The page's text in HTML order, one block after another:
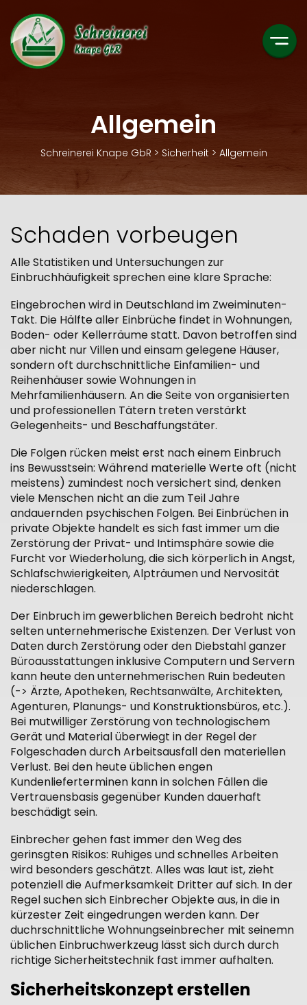
Allgemein
Schreinerei Knape GbR > Sicherheit> Allgemein
Schaden vorbeugen
Alle Statistiken und Untersuchungen zur
Einbruchhäufigkeit sprechen eine klare Sprache:
Eingebrochen wird in Deutschland im Zweiminuten-
Takt. Die Hälfte aller Einbrüche findet in Wohnungen,
Boden- oder Kellerräume statt. Davon betroffen sind
aber nicht nur Villen und einsam gelegene Häuser,
sondern oft durchschnittliche Einfamilien- und
Reihenhäuser sowie Wohnungen in
Mehrfamilienhäusern. An die Seite von organisierten
und professionellen Tätern treten verstärkt
Gelegenheits- und Beschaffungstäter.
Die Folgen rücken meist erst nach einem Einbruch
ins Bewusstsein: Während materielle Werte oft (nicht
meistens) zumindest noch versichert sind, denken
viele Menschen nicht an die zum Teil Jahre
andauernden psychischen Folgen. Bei Einbrüchen in
private Objekte handelt es sich fast immer um die
Zerstörung der Privat- und Intimsphäre sowie die
Furcht vor Wiederholung, die sich körperlich in Angst,
Schlafschwierigkeiten, Alpträumen und Nervosität
niederschlagen.
Der Einbruch im gewerblichen Bereich bedroht nicht
selten unternehmerische Existenzen. Der Verlust von
Daten durch Zerstörung oder den Diebstahl ganzer
Büroausstattungen inklusive Computern und Servern
kann heute den unternehmerischen Ruin bedeuten
(-> Ärzte, Apotheken, Rechtsanwälte, Architekten,
Agenturen, Planungs- und Konstruktionsbüros, etc.).
Bei mutwilliger Zerstörung von technologischem
Gerät und Material überwiegt in der Regel der
Folgeschaden durch Arbeitsausfall den materiellen
Verlust. Bei den heute üblichen engen
Kundenlieferterminen kann in solchen Fällen die
Vertrauensbasis gegenüber Kunden dauerhaft
beschädigt sein.
Einbrecher gehen fast immer den Weg des
gerinsgten Risikos: Ruhiges und schnelles Arbeiten
wird besonders geschätzt. Alles was laut ist, zieht
potenziell die Aufmerksamkeit Dritter auf sich. In der
Regel suchen sich Einbrecher Objekte aus, in die in
kürzester Zeit eingedrungen werden kann. Der
duchrschnittliche Wohnungseinbrecher mit seinemn
üblichen Einbruchwerkzeug lässt sich durch durch
richtige Sicherheitstechnik fast immer aufhalten.
Sicherheitskonzept erstellen
Firmenprofil
Unsere Mitarbeiter
Firmengeschichte
Wegbeschreibungen
Initiative Sicherheit
Beratung und Service
Wohnmöbel
Reparaturen
Datenschutz